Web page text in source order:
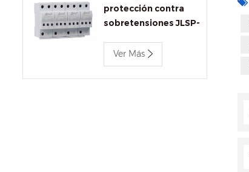
protección contra
sobretensiones JLSP-
Ver Más